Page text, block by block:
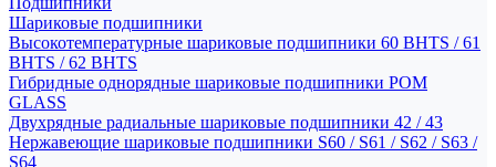
Шариковые подшипники
Высокотемпературные шариковые подшипники 60 BHTS / 61
BHTS / 62 BHTS
Гибридные однорядные шариковые подшипники POM
GLASS
Двухрядные радиальные шариковые подшипники 42 / 43
Нержавеющие шариковые подшипники S60 / S61 / S62 / S63 /
S64